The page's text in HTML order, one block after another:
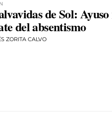
de Sol:
del absentismo
ZORITA CALVO